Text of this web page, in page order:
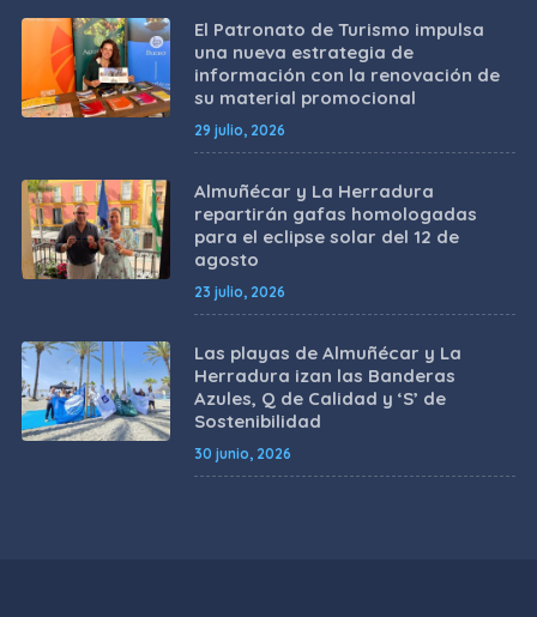
El Patronato de Turismo impulsa
una nueva estrategia de
información con la renovación de
su material promocional
29 julio, 2026
Almuñécar y La Herradura
repartirán gafas homologadas
para el eclipse solar del 12 de
agosto
23 julio, 2026
Las playas de Almuñécar y La
Herradura izan las Banderas
Azules, Q de Calidad y ‘S’ de
Sostenibilidad
30 junio, 2026